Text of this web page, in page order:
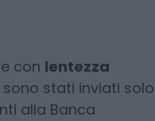
con lentezza
stati inviati solo
alla Banca